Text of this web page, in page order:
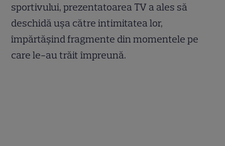
sportivului, prezentatoarea TV a ales să
deschidă ușa către intimitatea lor,
împărtășind fragmente din momentele pe
care le-au trăit împreună.